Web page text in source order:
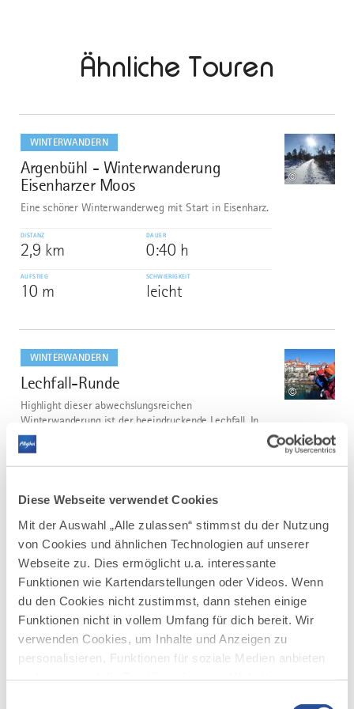
Diese Webseite verwendet Cookies
Mit der Auswahl „Alle zulassen“ stimmst du der Nutzung
von Cookies und ähnlichen Technologien auf unserer
Webseite zu. Dies ermöglicht u.a. interessante
Funktionen wie Kartendarstellungen oder Videos. Wenn
du den Cookies nicht zustimmst, dann stehen einige
Funktionen nicht in vollem Umfang für dich bereit. Wir
verwenden Cookies, um Inhalte und Anzeigen zu
personalisieren, Funktionen für soziale Medien anbieten
Ähnliche Touren
WINTERWANDERN
1
Argenbühl - Winterwanderung
Eisenharzer Moos
©
Eine schöner Winterwanderweg mit Start in Eisenharz.
DISTANZ
2,9 km
DAUER
0:40 h
AUFSTIEG
10 m
SCHWIERIGKEIT
leicht
dazu
WINTERWANDERN
2
Lechfall-Runde
©
Highlight dieser abwechslungsreichen
Winterwanderung ist der beeindruckende Lechfall. In
der historischen Altstadt von Füssen laden zahlreiche
Cafés zum Verweilen ein.
3,5 km 1:00 h
AUFSTIEG
81 m
SCHWIERIGKEIT
leicht
dazu
WINTERWANDERN
3
Am Dengeltshofer Berg
Winterwanderung auf geräumten Teerstraßen mit
leichten An- und Abstiegen.
mehr
dazu